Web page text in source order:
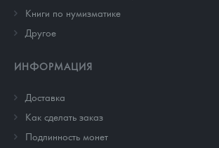
Книги по нумизматике
Другое
ИНФОРМАЦИЯ
Доставка
Как сделать заказ
Подлинность монет